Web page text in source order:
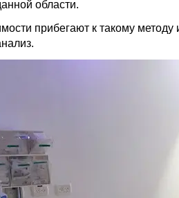
области.
прибегают к такому